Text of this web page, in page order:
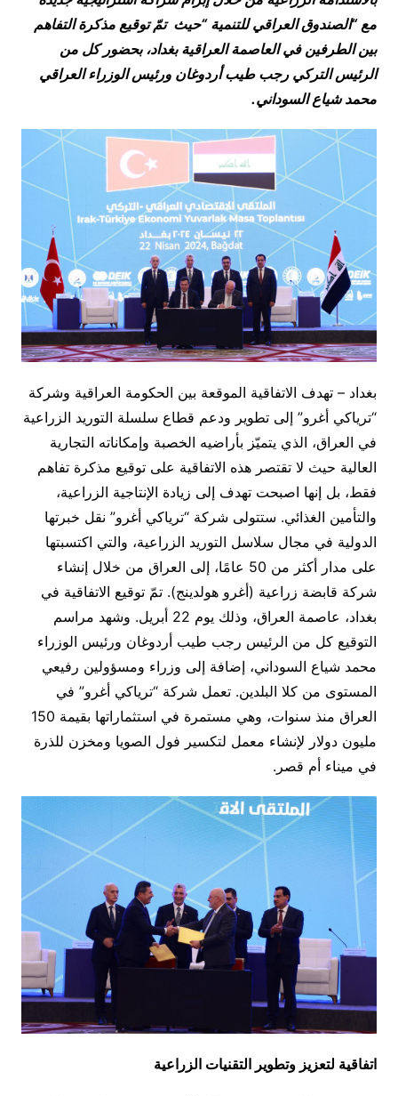
مع “الصندوق العراقي للتنمية“حيث تمّ توقيع مذكرة التفاهم
بين الطرفين في العاصمة العراقية بغداد، بحضور كل من
الرئيس التركي رجب طيب أردوغان ورئيس الوزراء العراقي
محمد شياعالسوداني.
بغداد – تهدف الاتفاقية الموقعة بين الحكومة العراقية وشركة
“ترياكي أغرو” إلى تطوير ودعم قطاع سلسلة التوريد الزراعية
في العراق، الذي يتميّز بأراضيه الخصبة وإمكاناته التجارية
العالية حيث لا تقتصر هذه الاتفاقية على توقيع مذكرة تفاهم
فقط، بل إنها اصبحت تهدف إلى زيادة الإنتاجية الزراعية،
والتأمين الغذائي. ستتولى شركة “ترياكي أغرو” نقل خبرتها
الدولية في مجال سلاسل التوريد الزراعية، والتي اكتسبتها
على مدار أكثر من 50 عامًا، إلى العراق من خلال إنشاء
شركة قابضة زراعية (أغرو هولدينج). تمّ توقيع الاتفاقية في
بغداد، عاصمة العراق، وذلك يوم 22 أبريل. وشهد مراسم
التوقيع كل من الرئيس رجب طيب أردوغان ورئيس الوزراء
محمد شياع السوداني، إضافة إلى وزراء ومسؤولين رفيعي
المستوى من كلا البلدين. تعمل شركة “ترياكي أغرو” في
العراق منذ سنوات، وهي مستمرة في استثماراتها بقيمة 150
مليون دولار لإنشاء معمل لتكسير فول الصويا ومخزن للذرة
في ميناء أم قصر.
اتفاقية لتعزيز وتطوير التقنيات الزراعية